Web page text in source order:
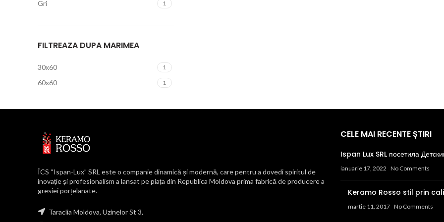
Gri 1
FILTREAZA DUPA MARIMEA
30x60 1
60x60 1
ÎCS “Ispan-Lux” SRL este o companie dinamică și modernă, care pentru a dovedi spiritul de
inovație și profesionalism a lansat pe piața din Republica Moldova prima fabrică de producere a
gresiei porțelanate.
Taraclia Moldova, Uzinelor St 3,
CELE MAI RECENTE ȘTIRI
Ispan Lux SRL посетила
ianuarie 17, 2022 No Comments
Keramo Rosso stil prin
martie 11, 2017 No Comments